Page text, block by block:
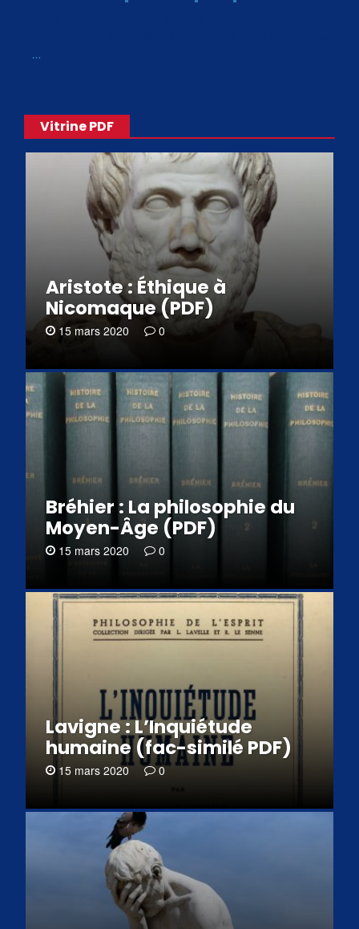
…
Vitrine PDF
Aristote : Éthique à
Nicomaque (PDF)
15 mars 2020 0
Bréhier : La philosophie du
Moyen-Âge (PDF)
15 mars 2020 0
Lavigne : L’Inquiétude
humaine (fac-similé PDF)
15 mars 2020 0